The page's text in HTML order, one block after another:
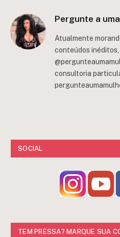
Pergunte a
Atualmente
conteúdos inéditos,
consultoria
SOCIAL
TEM PRESSA? MARQUE SUA